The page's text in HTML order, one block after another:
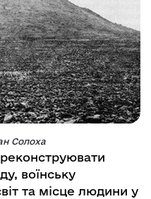
Солоха
воїнську
та місце людини у